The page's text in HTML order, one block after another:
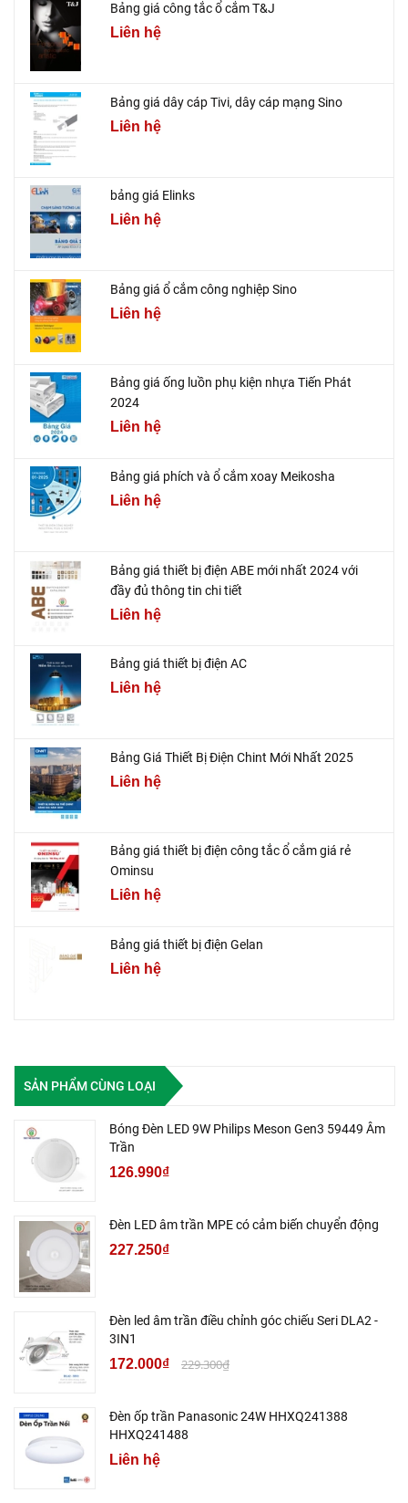
Bảng giá công tắc ổ cắm T&J
Liên hệ
Bảng giá dây cáp Tivi, dây cáp mạng Sino
Liên hệ
bảng giá Elinks
Liên hệ
Bảng giá ổ cắm công nghiệp Sino
Liên hệ
Bảng giá ống luồn phụ kiện nhựa Tiến Phát
2024
Liên hệ
Bảng giá phích và ổ cắm xoay Meikosha
Liên hệ
Bảng giá thiết bị điện ABE mới nhất 2024 với
đầy đủ thông tin chi tiết
Liên hệ
Bảng giá thiết bị điện AC
Liên hệ
Bảng Giá Thiết Bị Điện Chint Mới Nhất 2025
Liên hệ
Bảng giá thiết bị điện công tắc ổ cắm giá rẻ
Ominsu
Liên hệ
Bảng giá thiết bị điện Gelan
Liên hệ
SẢN PHẨM CÙNG LOẠI
Bóng Đèn LED 9W Philips Meson Gen3 59449 Âm
Trần
126.990₫
Đèn LED âm trần MPE có cảm biến chuyển động
227.250₫
Đèn led âm trần điều chỉnh góc chiếu Seri DLA2 -
3IN1
172.000₫ 229.300₫
Đèn ốp trần Panasonic 24W HHXQ241388
HHXQ241488
Liên hệ